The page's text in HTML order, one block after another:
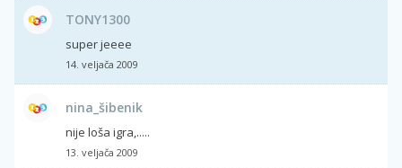
TONY1300
super jeeee
14. veljača 2009
nina_šibenik
nije loša igra,.....
13. veljača 2009